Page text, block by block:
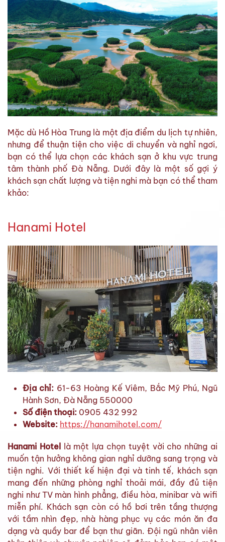
Mặc dù Hồ Hòa Trung là một địa điểm du lịch tự nhiên,
nhưng để thuận tiện cho việc di chuyển và nghỉ ngơi,
bạn có thể lựa chọn các khách sạn ở khu vực trung
tâm thành phố Đà Nẵng. Dưới đây là một số gợi ý
khách sạn chất lượng và tiện nghi mà bạn có thể tham
khảo:
Hanami Hotel
Địa chỉ: 61-63 Hoàng Kế Viêm, Bắc Mỹ Phú, Ngũ
Hành Sơn, Đà Nẵng 550000
Số điện thoại: 0905 432 992
Website: https://hanamihotel.com/
Hanami Hotellà một lựa chọn tuyệt vời cho những ai
muốn tận hưởng không gian nghỉ dưỡng sang trọng và
tiện nghi. Với thiết kế hiện đại và tinh tế, khách sạn
mang đến những phòng nghỉ thoải mái, đầy đủ tiện
nghi như TV màn hình phẳng, điều hòa, minibar và wifi
miễn phí. Khách sạn còn có hồ bơi trên tầng thượng
với tầm nhìn đẹp, nhà hàng phục vụ các món ăn đa
dạng và quầy bar để bạn thư giãn. Đội ngũ nhân viên